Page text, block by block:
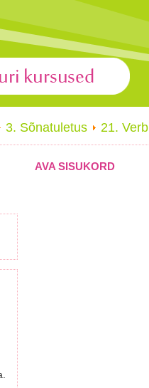
3. Sõnatuletus 21. Verb
AVA SISUKORD